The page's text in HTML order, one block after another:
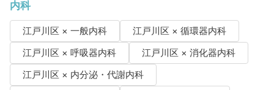
内科
江戸川区 × 一般内科
江戸川区 × 循環器内科
江戸川区 × 呼吸器内科
江戸川区 × 消化器内科
江戸川区 × 内分泌・代謝内科